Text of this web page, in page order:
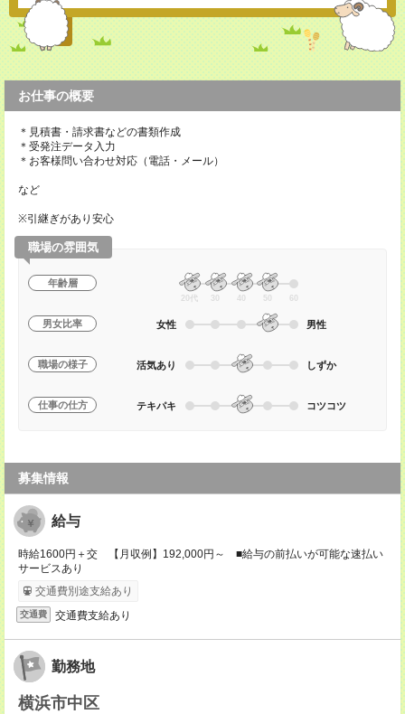
お仕事の概要
＊見積書・請求書などの書類作成
＊受発注データ入力
＊お客様問い合わせ対応（電話・メール）
など
※引継ぎがあり安心
職場の雰囲気
年齢層
20代 30 40 50 60
男女比率 女性 男性
職場の様子 活気あり しずか
仕事の仕方 テキパキ コツコツ
募集情報
給与
時給1600円＋交 【月収例】192,000円～ ■給与の前払いが可能な速払い
サービスあり
交通費別途支給あり
交通費 交通費支給あり
勤務地
横浜市中区